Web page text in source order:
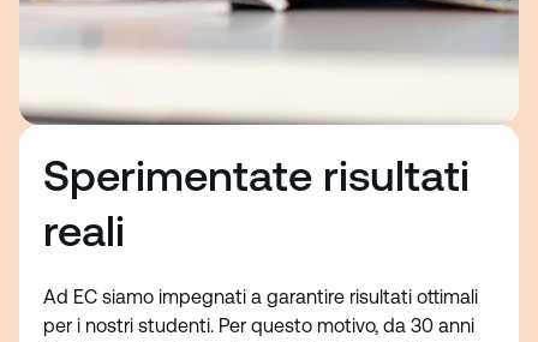
Sperimentate risultati
reali
Ad EC siamo impegnati a garantire risultati ottimali
per i nostri studenti. Per questo motivo, da 30 anni